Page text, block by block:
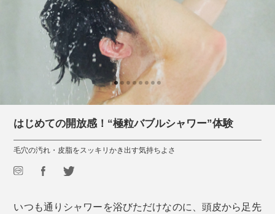
はじめての開放感！“極粒バブルシャワー”体験
毛穴の汚れ・皮脂をスッキリかき出す気持ちよさ
いつも通りシャワーを浴びただけなのに、頭皮から足先